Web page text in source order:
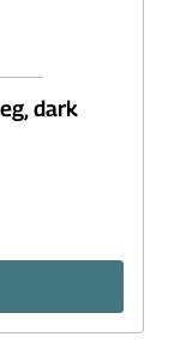
dark